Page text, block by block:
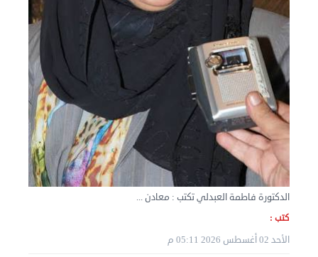
نقل عفش الكويت 50636444 فك وتركيب ايكيا محلي ...
الثلاثاء 03 سبتمبر 2024 07:06 م
الدكتورة فاطمة العبدلي تكتب : معادن ...
كتب :
الأحد 02 أغسطس 2026 05:11 م